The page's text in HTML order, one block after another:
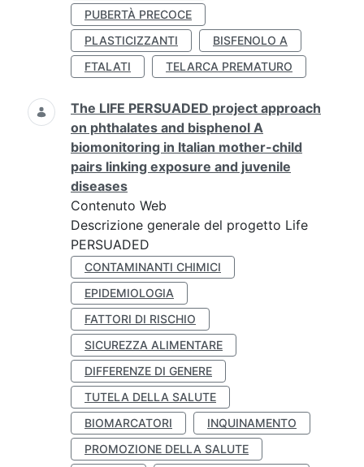
PUBERTÀ PRECOCE
PLASTICIZZANTI
BISFENOLO A
FTALATI
TELARCA PREMATURO
The LIFE PERSUADED project approach
on phthalates and bisphenol A
biomonitoring in Italian mother-child
pairs linking exposure and juvenile
diseases
Contenuto Web
Descrizione generale del progetto Life
PERSUADED
CONTAMINANTI CHIMICI
EPIDEMIOLOGIA
FATTORI DI RISCHIO
SICUREZZA ALIMENTARE
DIFFERENZE DI GENERE
TUTELA DELLA SALUTE
BIOMARCATORI
INQUINAMENTO
PROMOZIONE DELLA SALUTE